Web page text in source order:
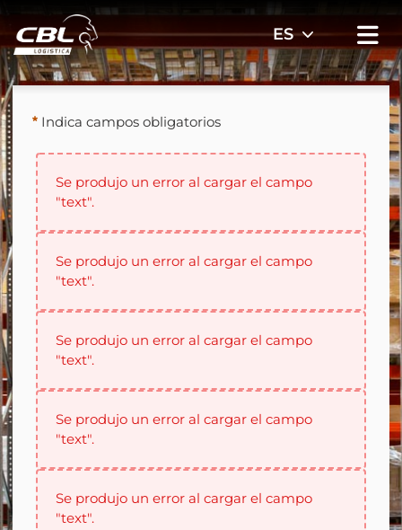
Indica campos obligatorios
Se produjo un error al cargar el campo
"text".
Se produjo un error al cargar el campo
"text".
Se produjo un error al cargar el campo
"text".
Se produjo un error al cargar el campo
"text".
Se produjo un error al cargar el campo
"text".